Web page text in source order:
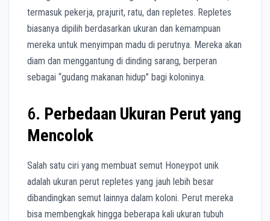
termasuk pekerja, prajurit, ratu, dan repletes. Repletes
biasanya dipilih berdasarkan ukuran dan kemampuan
mereka untuk menyimpan madu di perutnya. Mereka akan
diam dan menggantung di dinding sarang, berperan
sebagai “gudang makanan hidup” bagi koloninya.
6. Perbedaan Ukuran Perut yang
Mencolok
Salah satu ciri yang membuat semut Honeypot unik
adalah ukuran perut repletes yang jauh lebih besar
dibandingkan semut lainnya dalam koloni. Perut mereka
bisa membengkak hingga beberapa kali ukuran tubuh